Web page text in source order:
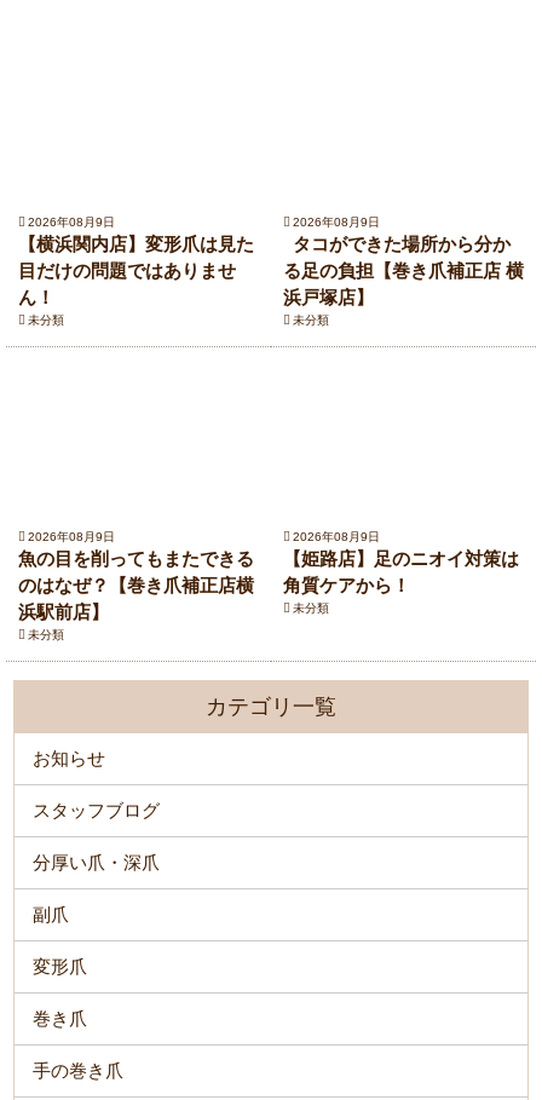
2026年08月9日
【横浜関内店】変形爪は見た
目だけの問題ではありませ
ん！
未分類
2026年08月9日
タコができた場所から分か
る足の負担【巻き爪補正店 横
浜戸塚店】
未分類
2026年08月9日
魚の目を削ってもまたできる
のはなぜ？【巻き爪補正店横
浜駅前店】
未分類
2026年08月9日
【姫路店】足のニオイ対策は
角質ケアから！
未分類
カテゴリ一覧
お知らせ
スタッフブログ
分厚い爪・深爪
副爪
変形爪
巻き爪
手の巻き爪